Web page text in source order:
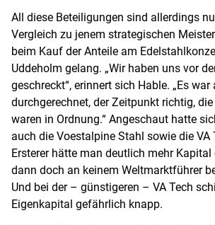
All diese Beteiligungen sind allerdings
Vergleich zu jenem strategischen
beim Kauf der Anteile am
Uddeholm gelang. „Wir haben uns vor
geschreckt“, erinnert sich Hable. „Es war
durchgerechnet, der Zeitpunkt richtig,
waren in Ordnung.“ Angeschaut hatte
auch die Voestalpine Stahl sowie die VA
Ersterer hätte man deutlich mehr Kapital
dann doch an keinem Weltmarktführer
Und bei der – günstigeren – VA Tech
Eigenkapital gefährlich knapp.